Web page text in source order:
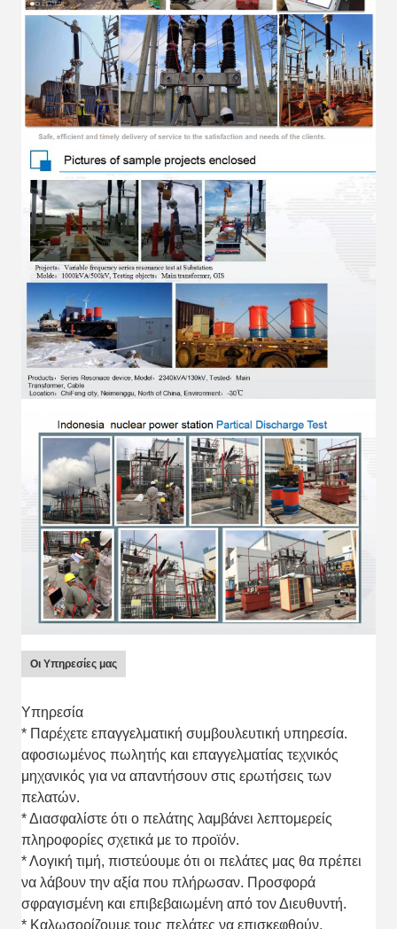
Οι Υπηρεσίες μας
Υπηρεσία
* Παρέχετε επαγγελματική συμβουλευτική υπηρεσία.
αφοσιωμένος πωλητής και επαγγελματίας τεχνικός
μηχανικός για να απαντήσουν στις ερωτήσεις των
πελατών.
* Διασφαλίστε ότι ο πελάτης λαμβάνει λεπτομερείς
πληροφορίες σχετικά με το προϊόν.
* Λογική τιμή, πιστεύουμε ότι οι πελάτες μας θα πρέπει
να λάβουν την αξία που πλήρωσαν. Προσφορά
σφραγισμένη και επιβεβαιωμένη από τον Διευθυντή.
* Καλωσορίζουμε τους πελάτες να επισκεφθούν.